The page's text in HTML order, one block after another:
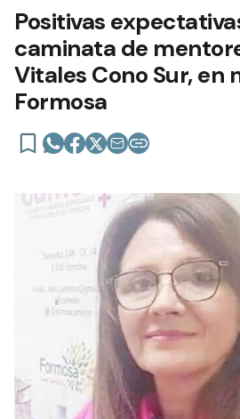
Positivas
caminata de
Vitales Cono Sur, en
Formosa